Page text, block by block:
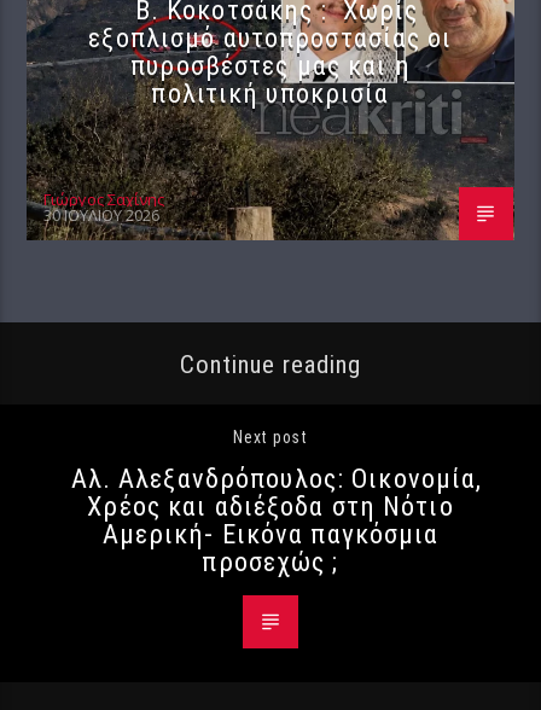
Β. Κοκοτσάκης : Χωρίς
εξοπλισμό αυτοπροστασίας οι
πυροσβέστες μας και η
πολιτική υποκρισία
Γιώργος Σαχίνης
30 ΙΟΥΛΊΟΥ 2026
Continue reading
Next post
Αλ. Αλεξανδρόπουλος: Οικονομία,
Χρέος και αδιέξοδα στη Νότιο
Αμερική- Εικόνα παγκόσμια
προσεχώς ;